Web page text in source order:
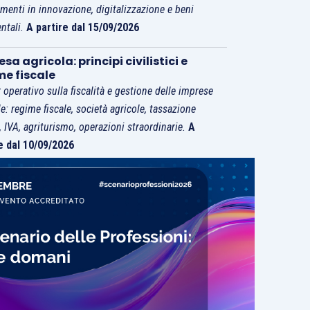
in innovazione, digitalizzazione e beni
A partire dal 15/09/2026
agricola: principi civilistici e
fiscale
operativo sulla fiscalità e gestione delle imprese
regime fiscale, società agricole, tassazione
IVA, agriturismo, operazioni straordinarie.A
dal 10/09/2026